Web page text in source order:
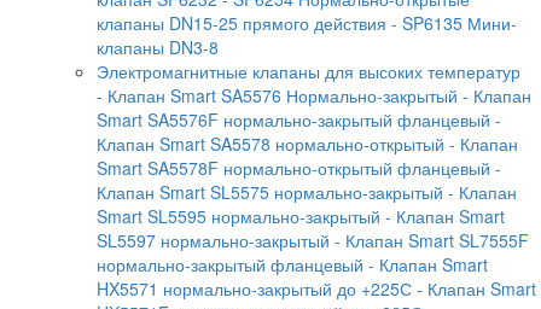
клапаны DN15-25 прямого действия - SP6135 Мини-
клапаны DN3-8
Электромагнитные клапаны для высоких температур
- Клапан Smart SA5576 Нормально-закрытый - Клапан
Smart SA5576F нормально-закрытый фланцевый -
Клапан Smart SA5578 нормально-открытый - Клапан
Smart SA5578F нормально-открытый фланцевый -
Клапан Smart SL5575 нормально-закрытый - Клапан
Smart SL5595 нормально-закрытый - Клапан Smart
SL5597 нормально-закрытый - Клапан Smart SL7555F
нормально-закрытый фланцевый - Клапан Smart
HX5571 нормально-закрытый до +225С - Клапан Smart